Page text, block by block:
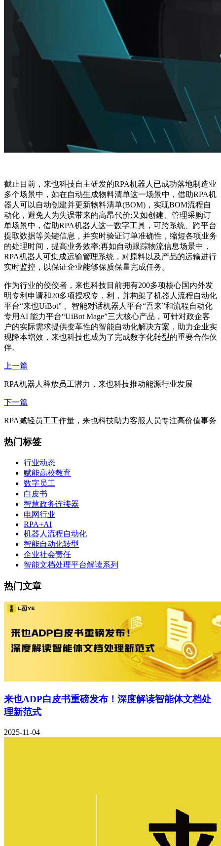
截止目前，来也科技自主研发的RPA机器人已成功落地制造业
多个场景中，如在自动生成物料清单这一场景中，借助RPA机
器人可以自动创建并更新物料清单(BOM)，实现BOM流程自
动化，避免人为失误带来的高昂代价;又如创建、管理采购订
单场景中，借助RPA机器人这一数字工具，可跨系统、跨平台
提取数据等关键信息，并实时验证订单准确性，缩短各项业务
的处理时间，提高业务效率;再如自动跟踪物流信息场景中，
RPA机器人可集成运输管理系统，对原料以及产品的运输进行
实时监控，以保证企业能够保质保量完成任务。
作为行业的佼佼者，来也科技目前拥有200多项核心国内外发
明专利申请和20多项授权专，利，并构架了机器人流程自动化
平台“来也UiBot” 、智能对话机器人平台“吾来”和流程自动化
专用AI 能力平台“UiBot Mage”三大核心产品，可针对政企客
户的实际需求提供变革性的智能自动化解决方案，助力企业实
现降本增效，来也科技也成为了完成数字化转型的重要合作伙
伴。
上一篇
RPA机器人释放员工潜力，来也科技推动能源行业发展
下一篇
RPA减轻员工工作量，来也科技助力客服人员专注高价值事务
热门标签
行业动态
赋能高校教育
数字员工
白皮书
智慧政务连接器
电网行业
RPA+AI
机器人流程自动化
智能自动化转型
企业社会责任
智能文档处理平台解读系列
热门文章
来也ADP白皮书重磅发布！深度解读智能体文档处
理新范式
2025-11-04